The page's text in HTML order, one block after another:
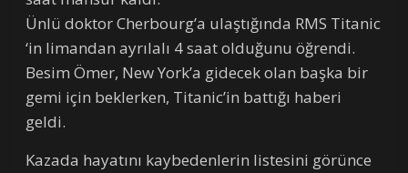
Ünlü doktor Cherbourg’a ulaştığında RMS Titanic
‘in limandan ayrılalı 4 saat olduğunu öğrendi.
Besim Ömer, New York’a gidecek olan başka bir
gemi için beklerken, Titanic’in battığı haberi
geldi.
Kazada hayatını kaybedenlerin listesini görünce